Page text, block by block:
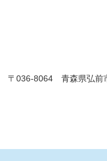
〒036-8064 青森県弘前